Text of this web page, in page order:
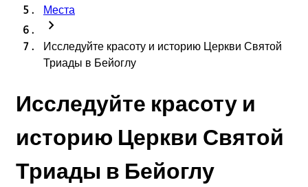
Места
chevron_right
Исследуйте красоту и историю Церкви Святой
Триады в Бейоглу
Исследуйте красоту и
историю Церкви Святой
Триады в Бейоглу